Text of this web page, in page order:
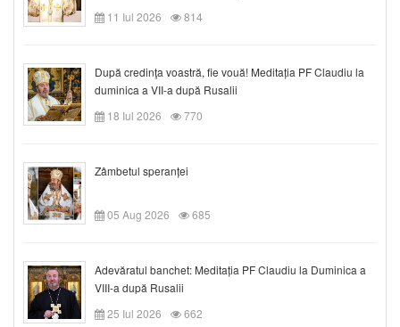
11 Iul 2026
814
După credinţa voastră, fie vouă! Meditația PF Claudiu la
duminica a VII-a după Rusalii
18 Iul 2026
770
Zâmbetul speranței
05 Aug 2026 685
Adevăratul banchet: Meditația PF Claudiu la Duminica a
VIII-a după Rusalii
25 Iul 2026
662